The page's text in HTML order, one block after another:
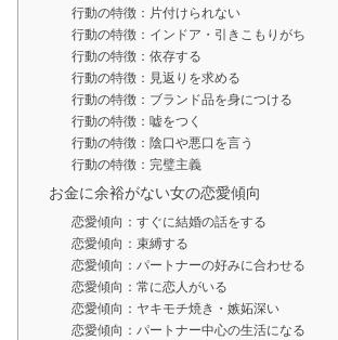
行動の特徴：片付けられない
行動の特徴：インドア・引きこもりがち
行動の特徴：依存する
行動の特徴：見返りを求める
行動の特徴：ブランド品を身につける
行動の特徴：嘘をつく
行動の特徴：陰口や悪口を言う
行動の特徴：完璧主義
お金に余裕がない女の恋愛傾向
恋愛傾向：すぐに結婚の話をする
恋愛傾向：束縛する
恋愛傾向：パートナーの好みに合わせる
恋愛傾向：常に恋人がいる
恋愛傾向：ヤキモチ焼き・嫉妬深い
恋愛傾向：パートナー中心の生活になる